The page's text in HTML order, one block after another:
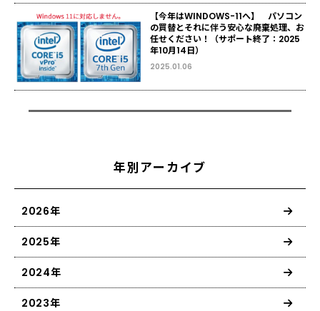
【今年はWINDOWS-11へ】 パソコン
の買替とそれに伴う安心な廃棄処理、お
任せください！（サポート終了：2025
年10月14日）
2025.01.06
年別アーカイブ
2026年
2025年
2024年
2023年